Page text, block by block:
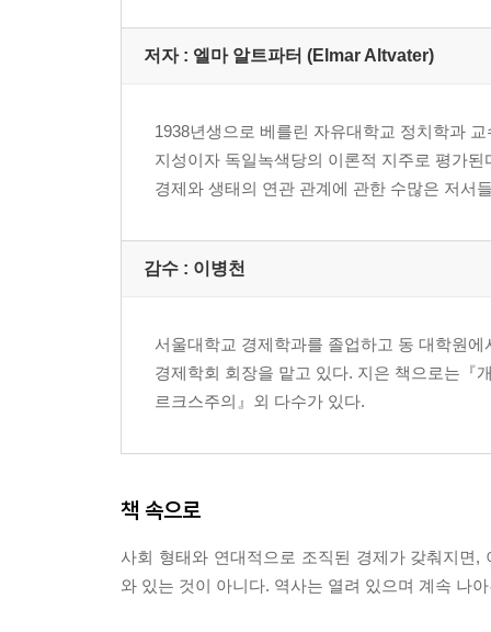
5장 원활한 성장
성장이 물신화되다
경기 변동 주기, 위기, 파국
생태적 한계에 부딪힌 성장 담론의 역설
6장 내적 모순의 첨예화: 금융적 억압과 금융 위기
금융시장의 해방과 '좋은 거버넌스'의 속박
통화 경쟁에서 통화 갈등으로
자본주의가 망가지다
석유 공급의 한계: 피크 오일
석유 수요와 에너지 시장
석유를 둘러싼 분쟁: 석유 제국주의
저자 : 엘마 알트파터 (Elmar Altvater)
1938년생으로 베를린 자유대학교 정치학과
지성이자 독일녹색당의 이론적 지주로 평가
경제와 생태의 연관 관계에 관한 수많은 저서
감수 : 이병천
서울대학교 경제학과를 졸업하고 동 대학원
경제학회 회장을 맡고 있다. 지은 책으로는『
르크스주의』외 다수가 있다.
책 속으로
사회 형태와 연대적으로 조직된 경제가 갖춰지면
와 있는 것이 아니다. 역사는 열려 있으며 계속 나